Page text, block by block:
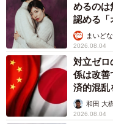
めるの
認める「
まいど
2026.08.04
対立ゼ
係は改
済的混乱
和田 大
2026.08.04